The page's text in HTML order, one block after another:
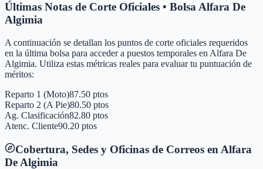
Últimas Notas de Corte Oficiales • BolsaAlfara De
Algimia
A continuación se detallan los puntos de corte oficiales requeridos
en la última bolsa para acceder a puestos temporales en Alfara De
Algimia. Utiliza estas métricas reales para evaluar tu puntuación de
méritos:
Reparto 1 (Moto)87.50 ptos
Reparto 2 (A Pie)80.50 ptos
Ag. Clasificación82.80 ptos
Atenc. Cliente90.20 ptos
Cobertura, Sedes y Oficinas de Correos en Alfara
De Algimia